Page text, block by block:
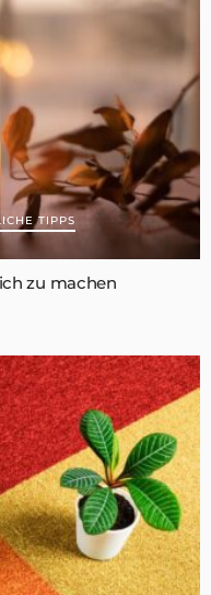
TIPPS
zu machen